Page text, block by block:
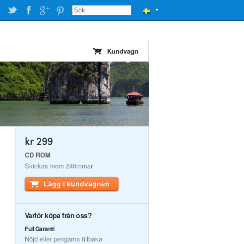
▼
Kundvagn
kr 299
CD ROM
Skickas inom 24timmar
Lägg i kundvagnen
Varför köpa från oss?
Full Garanti
Nöjd eller pengarna tillbaka